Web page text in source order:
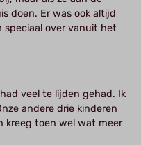
doen. Er was ook altijd
speciaal over vanuit het
veel te lijden gehad. Ik
andere drie kinderen
kreeg toen wel wat meer